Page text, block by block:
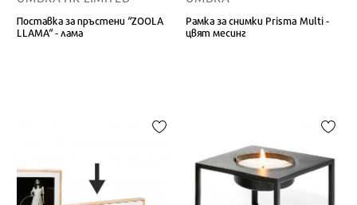
Поставка за пръстени “ZOOLA
LLAMA“ - лама
Рамка за снимки Prisma Multi -
цвят месинг